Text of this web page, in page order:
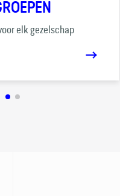
elk gezelschap